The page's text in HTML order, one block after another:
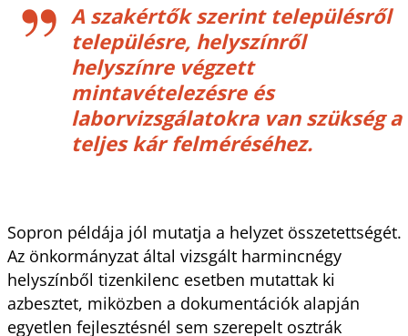
A szakértők szerint településről
településre, helyszínről
helyszínre végzett
mintavételezésre és
laborvizsgálatokra van szükség a
teljes kár felméréséhez.
Sopron példája jól mutatja a helyzet összetettségét.
Az önkormányzat által vizsgált harmincnégy
helyszínből tizenkilenc esetben mutattak ki
azbesztet, miközben a dokumentációk alapján
egyetlen fejlesztésnél sem szerepelt osztrák